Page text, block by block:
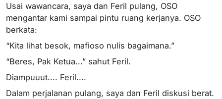
Usai wawancara, saya dan Feril pulang, OSO
mengantar kami sampai pintu ruang kerjanya. OSO
berkata:
“Kita lihat besok, mafioso nulis bagaimana.”
“Beres, Pak Ketua...” sahut Feril.
Diampuuut.... Feril....
Dalam perjalanan pulang, saya dan Feril diskusi berat.